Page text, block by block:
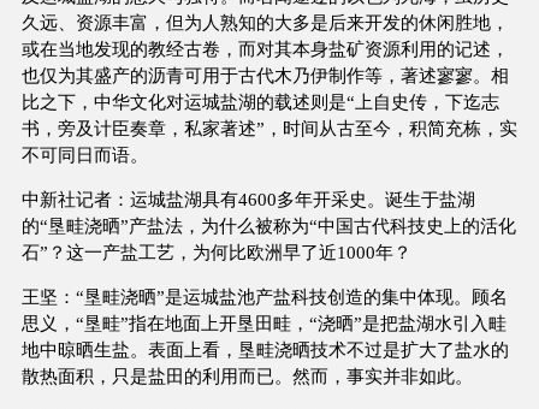
久远、资源丰富，但为人熟知的大多是后来开发的休闲胜地，
或在当地发现的教经古卷，而对其本身盐矿资源利用的记述，
也仅为其盛产的沥青可用于古代木乃伊制作等，著述寥寥。相
比之下，中华文化对运城盐湖的载述则是“上自史传，下迄志
书，旁及计臣奏章，私家著述”，时间从古至今，积简充栋，实
不可同日而语。
中新社记者：运城盐湖具有4600多年开采史。诞生于盐湖
的“垦畦浇晒”产盐法，为什么被称为“中国古代科技史上的活化
石”？这一产盐工艺，为何比欧洲早了近1000年？
王坚：“垦畦浇晒”是运城盐池产盐科技创造的集中体现。顾名
思义，“垦畦”指在地面上开垦田畦，“浇晒”是把盐湖水引入畦
地中晾晒生盐。表面上看，垦畦浇晒技术不过是扩大了盐水的
散热面积，只是盐田的利用而已。然而，事实并非如此。